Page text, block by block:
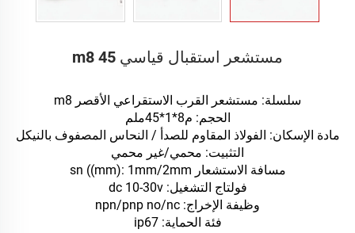
مستشعر استقبال قياسي m8 45
سلسلة: مستشعر القرب الاستقراعي الأقصر m8
الحجم: م8*1*45ملم
مادة الإسكان: الفولاذ المقاوم للصدأ / النحاس المصفوف بالنيكل
التثبيت: محمي/غير محمي
مسافة الاستشعار sn ((mm): 1mm/2mm
فولتاج التشغيل: dc 10-30v
وظيفة الإخراج: npn/pnp no/nc
فئة الحماية: ip67